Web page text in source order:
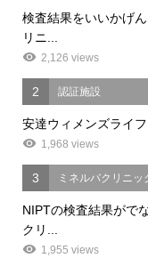
検査結果をいいかげ
リニ...
2,126 views
2 認証施設
安達ウィメンズライ
1,968 views
3 ミネルバクリニッ
NIPTの検査結果がで
クリ...
1,955 views